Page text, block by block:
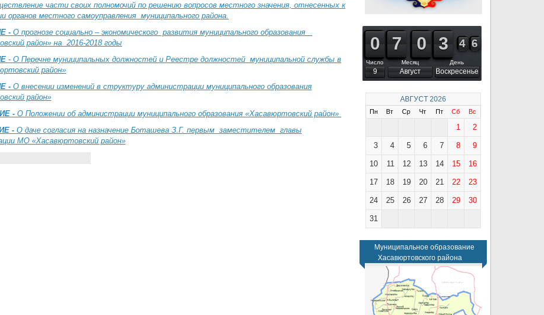
части своих полномочий по решению вопросов местного значения, отнесенных к
органов местного самоуправления муниципального района.
- О прогнозе социально – экономического развития муниципального образования
район» на 2016-2018 годы
- О Перечне муниципальных должностей и Реестре должностей муниципальной службы в
район»
- О внесении изменений в структуру администрации муниципального образования
район»
- О Положении об администрации муниципального образования «Хасавюртовский район»
- О даче согласия на назначение Боташева З.Г. первым заместителем главы
МО «Хасавюртовский район»
9
9
0
0 6
6
7
7 9
9
0
0 2
2
3
3 3
3
4
4 6
7
7
Число
9
Месяц
Август
День
Воскресенье
АВГУСТ 2026
Пн Вт Ср Чт Пт Сб Вс
1 2
3 4 5 6 7 8 9
10 11 12 13 14 15 16
17 18 19 20 21 22 23
24 25 26 27 28 29 30
31
Муниципальное образование
Хасавюртовского района